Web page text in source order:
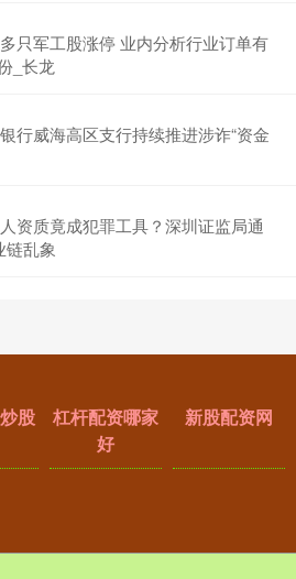
只军工股涨停 业内分析行业订单有
_长龙
行威海高区支行持续推进涉诈“资金
资质竟成犯罪工具？深圳证监局通
链乱象
股
杠杆配资哪家
好
新股配资网